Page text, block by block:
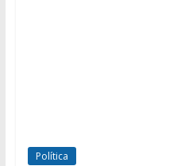
Política